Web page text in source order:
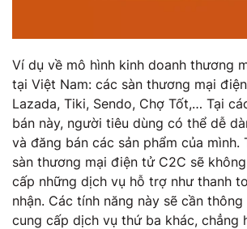
Ví dụ về mô hình kinh doanh thương
tại Việt Nam: các sàn thương mại
Lazada, Tiki, Sendo, Chợ Tốt,… Tại
bán này, người tiêu dùng có thể dễ
và đăng bán các sản phẩm của mình.
sàn thương mại điện tử C2C sẽ
cấp những dịch vụ hỗ trợ như thanh
nhận. Các tính năng này sẽ cần
cung cấp dịch vụ thứ ba khác, chẳng